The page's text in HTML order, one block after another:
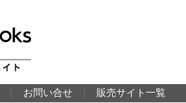
お問い合せ 販売サイト一覧